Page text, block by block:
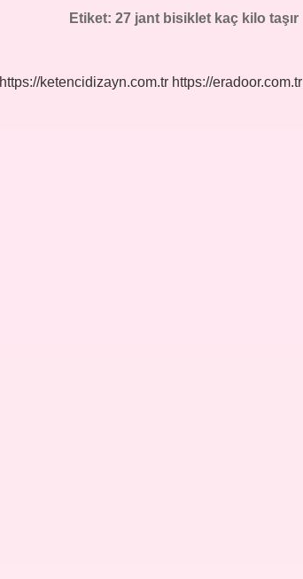
Etiket:27 jant bisiklet kaç kilo taşır
https://ketencidizayn.com.tr https://eradoor.com.tr